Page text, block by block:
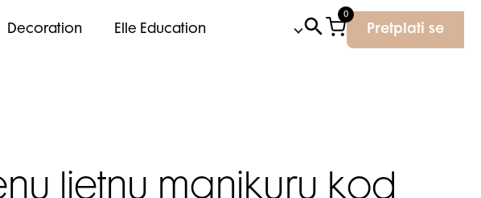
Decoration Elle Education
0
Pretplati se
ljetnu manikuru kod